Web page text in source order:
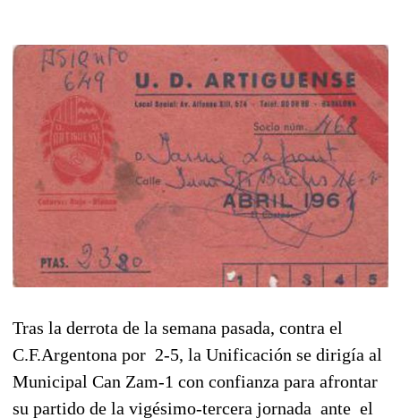
Tras la derrota de la semana pasada, contra el
C.F.Argentona por 2-5, la Unificación se dirigía al
Municipal Can Zam-1 con confianza para afrontar
su partido de la vigésimo-tercera jornada ante el